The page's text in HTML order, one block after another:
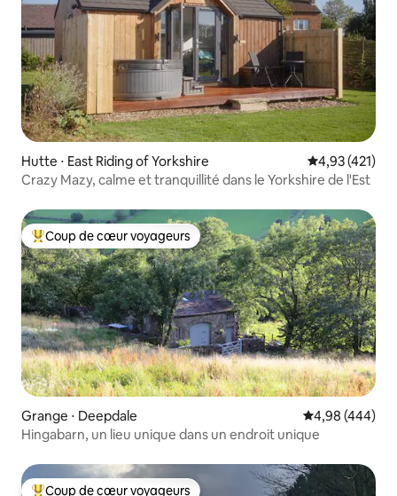
Hutte ⋅ East Riding of Yorkshire Évaluation
4,93 (421)
Crazy Mazy, calme et tranquillité dans le Yorkshire de l'Est
Coups de cœur voyageurs les plus appréciés
Coup de cœur voyageurs
Grange ⋅ Deepdale Évaluation
4,98 (444)
Hingabarn, un lieu unique dans un endroit unique
Coup de cœur voyageurs